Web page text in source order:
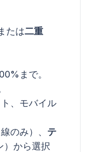
たは二重
まで。
、モバイル
線のみ）、 テ
から選択